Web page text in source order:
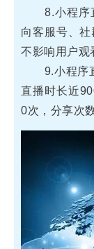
8.小程序直
向客服号、
不影响用户观
9.小程序直
直播时长近
0次，分享次